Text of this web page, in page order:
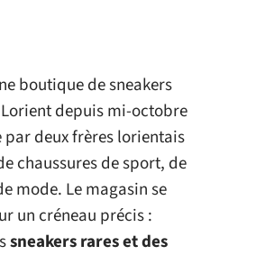
boutique de sneakers
depuis mi-octobre
par deux frères lorientais
chaussures de sport, de
mode. Le magasin se
un créneau précis :
sneakers rares et des